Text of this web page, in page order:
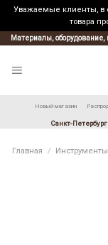
Уважаемые клиенты, в
товара
Материалы,
Новый магазин
Санкт-Петербург
Главная /